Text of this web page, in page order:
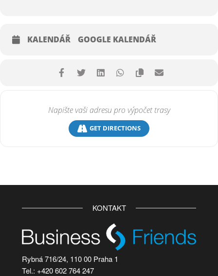
– 16:40 | Krátké představení každého účastníka
– 17:00 | Přednáška Jonáše Benjamina Tekela
– 18:00 | Strukturovaný networking ve skupinách
– 18:30 | Závěr networkingu a slavnostní krájení dortu
KALENDÁŘ GOOGLE KALENDÁŘ
GET DIRECTIONS
KONTAKT
Rybná 716/24, 110 00 Praha 1
Tel.: +420 602 764 247